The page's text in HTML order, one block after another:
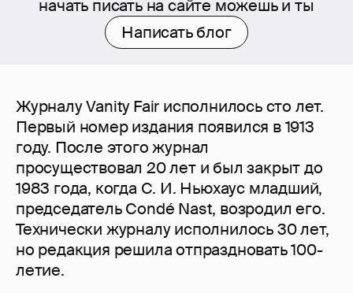
начать писать на сайте можешь и ты
Написать блог
Журналу Vanity Fair исполнилось сто лет.
Первый номер издания появился в 1913
году. После этого журнал
просуществовал 20 лет и был закрыт до
1983 года, когда С. И. Ньюхаус младший,
председатель Condé Nast, возродил его.
Технически журналу исполнилось 30 лет,
но редакция решила отпраздновать 100-
летие.